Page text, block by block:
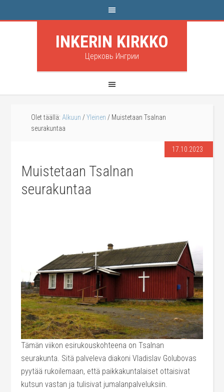
INKERIN KIRKKO
Церковь Ингрии
Olet täällä: Alkuun / Yleinen / Muistetaan Tsalnan
seurakuntaa
17.10.2023
Muistetaan Tsalnan
seurakuntaa
Tämän viikon esirukouskohteena on Tsalnan
seurakunta. Sitä palveleva diakoni Vladislav Golubovas
pyytää rukoilemaan, että paikkakuntalaiset ottaisivat
kutsun vastan ja tulisivat jumalanpalveluksiin.